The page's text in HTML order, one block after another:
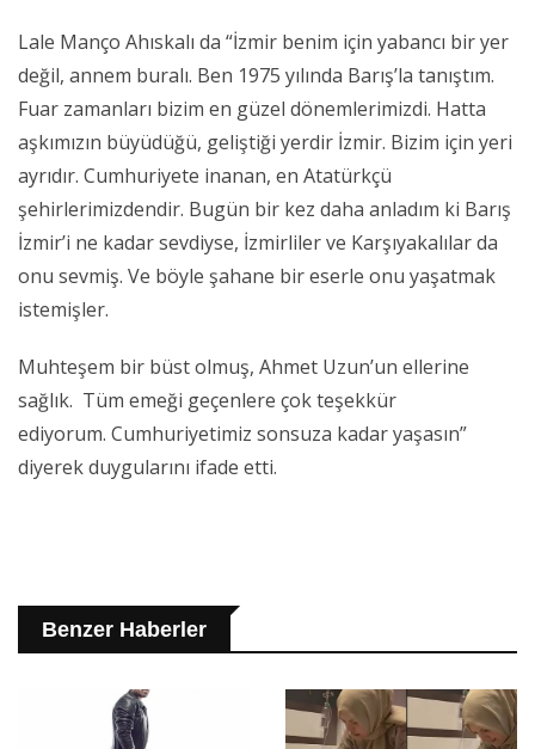
Lale Manço Ahıskalı da “İzmir benim için yabancı bir yer
değil, annem buralı. Ben 1975 yılında Barış’la tanıştım.
Fuar zamanları bizim en güzel dönemlerimizdi. Hatta
aşkımızın büyüdüğü, geliştiği yerdir İzmir. Bizim için yeri
ayrıdır. Cumhuriyete inanan, en Atatürkçü
şehirlerimizdendir. Bugün bir kez daha anladım ki Barış
İzmir’i ne kadar sevdiyse, İzmirliler ve Karşıyakalılar da
onu sevmiş. Ve böyle şahane bir eserle onu yaşatmak
istemişler.
Muhteşem bir büst olmuş, Ahmet Uzun’un ellerine
sağlık. Tüm emeği geçenlere çok teşekkür
ediyorum. Cumhuriyetimiz sonsuza kadar yaşasın”
diyerek duygularını ifade etti.
Benzer Haberler